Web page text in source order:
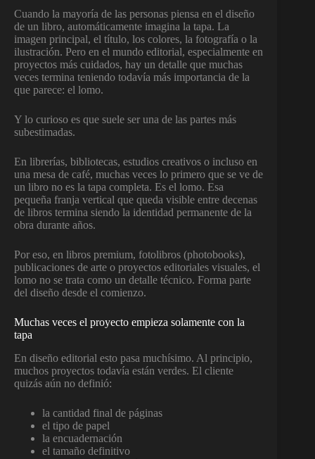
Cuando la mayoría de las personas piensa en el diseño
de un libro, automáticamente imagina la tapa. La
imagen principal, el título, los colores, la fotografía o la
ilustración. Pero en el mundo editorial, especialmente en
proyectos más cuidados, hay un detalle que muchas
veces termina teniendo todavía más importancia de la
que parece: el lomo.
Y lo curioso es que suele ser una de las partes más
subestimadas.
En librerías, bibliotecas, estudios creativos o incluso en
una mesa de café, muchas veces lo primero que se ve de
un libro no es la tapa completa. Es el lomo. Esa
pequeña franja vertical que queda visible entre decenas
de libros termina siendo la identidad permanente de la
obra durante años.
Por eso, en libros premium, fotolibros (photobooks),
publicaciones de arte o proyectos editoriales visuales, el
lomo no se trata como un detalle técnico. Forma parte
del diseño desde el comienzo.
Muchas veces el proyecto empieza solamente con la
tapa
En diseño editorial esto pasa muchísimo. Al principio,
muchos proyectos todavía están verdes. El cliente
quizás aún no definió:
la cantidad final de páginas
el tipo de papel
la encuadernación
el tamaño definitivo